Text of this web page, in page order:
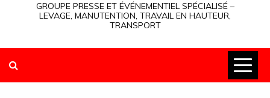
GROUPE PRESSE ET ÉVÉNEMENTIEL SPÉCIALISÉ –
LEVAGE, MANUTENTION, TRAVAIL EN HAUTEUR,
TRANSPORT